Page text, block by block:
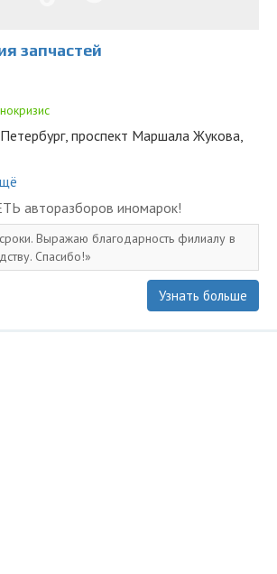
запчастей
проспект Маршала Жукова,
aвторазбopов иномapoк!
Выражаю благодарность филиалу в
Спасибо!
Узнать больше